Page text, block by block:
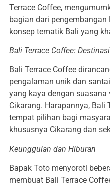
Terrace Coffee,
bagian dari pengembangan
konsep tematik Bali yang
Bali Terrace Coffee:
Bali Terrace Coffee
pengalaman unik dan
yang kaya dengan
Cikarang. Harapannya, Bali
tempat pilihan bagi
khususnya Cikarang dan
Keunggulan dan Hiburan
Bapak Toto menyoroti
membuat Bali Terrace